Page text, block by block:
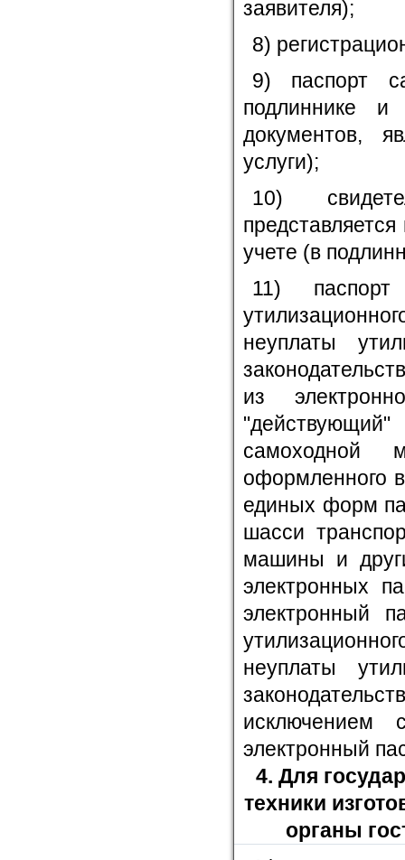
заявителя);
8)
9) паспорт
подлиннике и
документов,
услуги);
10)
учете (в
11)
неуплаты
из
самоходной
оформленного
единых форм
шасси
машины и
электронных
электронный
неуплаты
исключением
электронный
4. Для
техники
органы